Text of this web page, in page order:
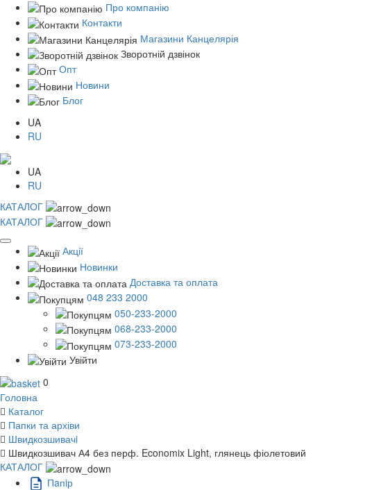
Про компанію
Контакти
Магазини Канцелярія
Зворотній дзвінок
Опт
Новини
Блог
UA
RU
UA
RU
КАТАЛОГ
КАТАЛОГ
Акції
Новинки
Доставка та оплата
048 233 2000
050-233-2000
068-233-2000
073-233-2000
Увійти
0
Головна
Каталог
Папки та архіви
Швидкозшивачi
Швидкозшивач А4 без перф. Economix Light, глянець фіолетовий
КАТАЛОГ
Пaпiр